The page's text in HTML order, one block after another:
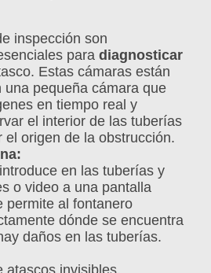
inspección son
para diagnosticar
Estas cámaras están
una pequeña cámara que
en tiempo real y
el interior de las tuberías
el origen de la obstrucción.
en las tuberías y
o video a una pantalla
permite al fontanero
dónde se encuentra
daños en las tuberías.
atascos invisibles,